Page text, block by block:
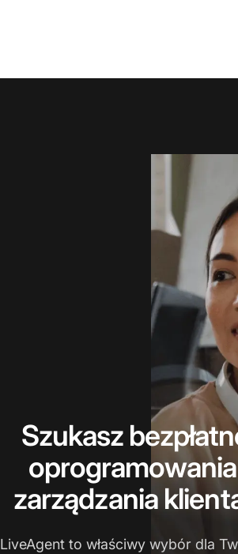
Szukasz
zarządzania
LiveAgent to właściwy wybór dla